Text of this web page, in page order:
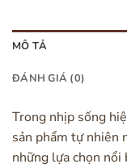
MÔ TẢ
ĐÁNH GIÁ (0)
Trong nhịp sống
sản phẩm tự nhiên
những lựa chọn